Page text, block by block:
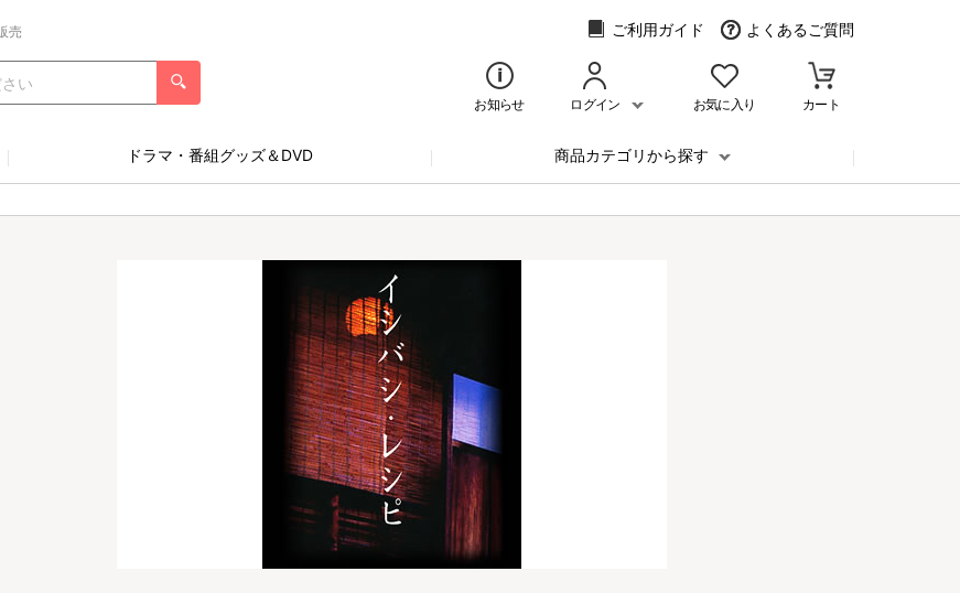
売 ご利用ガイド よくあるご質問
お知らせ ログイン お気に入り カート
ドラマ・番組グッズ＆DVD 商品カテゴリから探す